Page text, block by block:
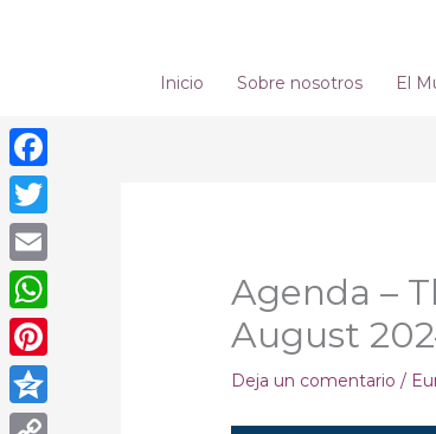
Inicio Sobre nosotros El
Agenda –
August
Deja un comentario /
Facebook
Twitter
Email
WhatsApp
Pinterest
Qzone